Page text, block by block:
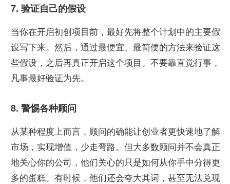
7. 验证自己的假设
当你在开启初创项目前，最好先将整个计划中的主要假
设写下来。然后，通过最便宜、最简便的方法来验证这
些假设，之后再真正开启这个项目。不要靠直觉行事，
凡事最好验证为先。
8. 警惕各种顾问
从某种程度上而言，顾问的确能让创业者更快速地了解
市场，实现增值，少走弯路。但大多数顾问并不会真正
地关心你的公司，他们关心的只是如何从你手中分得更
多的蛋糕。有时候，他们还会夸大其词，甚至无法兑现